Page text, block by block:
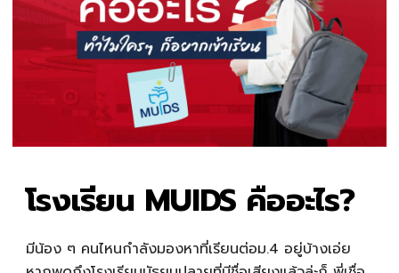
โรงเรียน MUIDS คืออะไร?
มีน้อง ๆ คนไหนกำลังมองหาที่เรียนต่อม.4 อยู่บ้างเอ่ย